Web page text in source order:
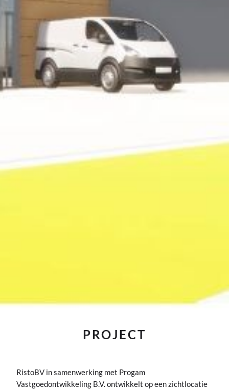
PROJECT
RistoBV in samenwerking met Progam
Vastgoedontwikkeling B.V. ontwikkelt op een zichtlocatie